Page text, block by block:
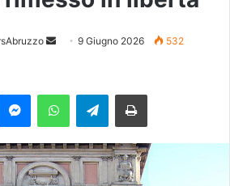
a
n
'
9 Giugno 2026 532
Telegram